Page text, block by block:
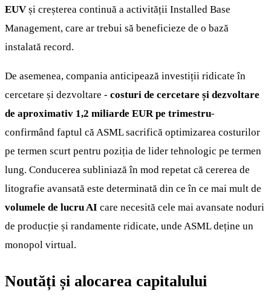
EUV și creșterea continuă a activității Installed Base
Management, care ar trebui să beneficieze de o bază
instalată record.
De asemenea, compania anticipează investiții ridicate în
cercetare și dezvoltare - costuri de cercetare și dezvoltare
de aproximativ 1,2 miliarde EUR pe trimestru-
confirmând faptul că ASML sacrifică optimizarea costurilor
pe termen scurt pentru poziția de lider tehnologic pe termen
lung. Conducerea subliniază în mod repetat că cererea de
litografie avansată este determinată din ce în ce mai mult de
volumele de lucru AI care necesită cele mai avansate noduri
de producție și randamente ridicate, unde ASML deține un
monopol virtual.
Noutăți și alocarea capitalului